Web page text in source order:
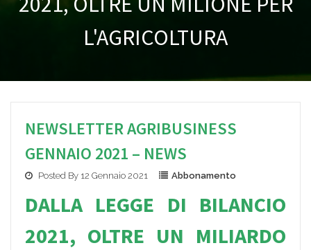
L'AGRICOLTURA
NEWSLETTER AGRIBUSINESS
GENNAIO 2021 – NEWS
Posted By 12 Gennaio 2021 Abbonamento
DALLA LEGGE DI BILANCIO
2021, OLTRE UN MILIARDO